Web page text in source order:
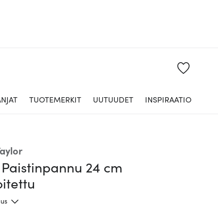
TUOTEMERKIT UUTUUDET INSPIRAATIO
24 cm